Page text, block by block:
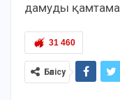
дамуды
31 460
Бөлісу